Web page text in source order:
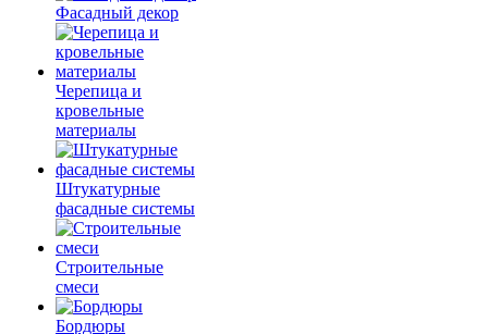
Фасадный декор
Черепица и
кровельные
материалы
Штукатурные
фасадные системы
Строительные
смеси
Бордюры